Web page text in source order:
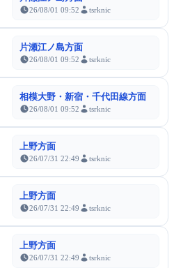
26/08/01 09:52 tsrknic
片瀬江ノ島方面
26/08/01 09:52 tsrknic
相模大野・新宿・千代田線方面
26/08/01 09:52 tsrknic
上野方面
26/07/31 22:49 tsrknic
上野方面
26/07/31 22:49 tsrknic
上野方面
26/07/31 22:49 tsrknic